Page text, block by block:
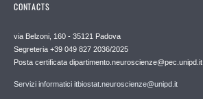
CONTACTS
via Belzoni, 160 - 35121 Padova
Segreteria +39 049 827 2036/2025
Posta certificata dipartimento.neuroscienze@pec.unipd.it
Servizi informatici itbiostat.neuroscienze@unipd.it